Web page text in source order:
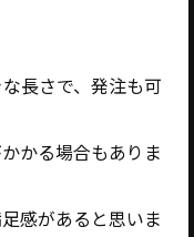
長さで、発注も可
かる場合もありま
感があると思いま